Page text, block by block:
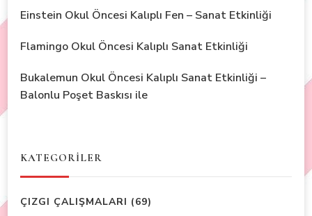
Einstein Okul Öncesi Kalıplı Fen – Sanat Etkinliği
Flamingo Okul Öncesi Kalıplı Sanat Etkinliği
Bukalemun Okul Öncesi Kalıplı Sanat Etkinliği –
Balonlu Poşet Baskısı ile
KATEGORİLER
ÇIZGI ÇALIŞMALARI (69)